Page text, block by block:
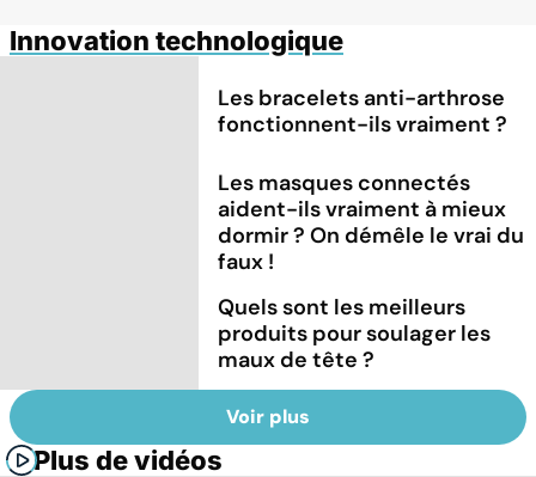
Innovation technologique
Les bracelets anti-arthrose
fonctionnent-ils vraiment ?
Les masques connectés
aident-ils vraiment à mieux
dormir ? On démêle le vrai du
faux !
Quels sont les meilleurs
produits pour soulager les
maux de tête ?
Voir plus
Plus de vidéos